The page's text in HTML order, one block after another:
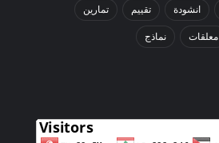
انشودة تقييم تمارين
معلقات نماذج